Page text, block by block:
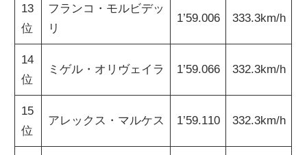
13
位
フランコ・モルビデッ
リ
1’59.006 333.3km/h
14
位
ミゲル・オリヴェイラ 1’59.066 332.3km/h
15
位
アレックス・マルケス 1’59.110 332.3km/h